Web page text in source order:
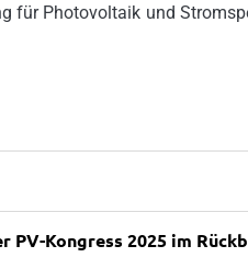
für Photovoltaik und
PV-Kongress 2025 im